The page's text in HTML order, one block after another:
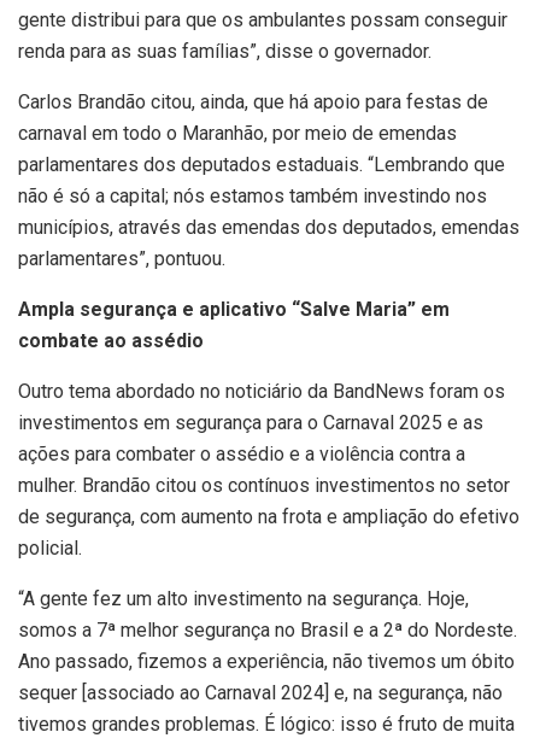
gente distribui para que os ambulantes possam conseguir
renda para as suas famílias”, disse o governador.
Carlos Brandão citou, ainda, que há apoio para festas de
carnaval em todo o Maranhão, por meio de emendas
parlamentares dos deputados estaduais. “Lembrando que
não é só a capital; nós estamos também investindo nos
municípios, através das emendas dos deputados, emendas
parlamentares”, pontuou.
Ampla segurança e aplicativo “Salve Maria” em
combate ao assédio
Outro tema abordado no noticiário da BandNews foram os
investimentos em segurança para o Carnaval 2025 e as
ações para combater o assédio e a violência contra a
mulher. Brandão citou os contínuos investimentos no setor
de segurança, com aumento na frota e ampliação do efetivo
policial.
“A gente fez um alto investimento na segurança. Hoje,
somos a 7ª melhor segurança no Brasil e a 2ª do Nordeste.
Ano passado, fizemos a experiência, não tivemos um óbito
sequer [associado ao Carnaval 2024] e, na segurança, não
tivemos grandes problemas. É lógico: isso é fruto de muita